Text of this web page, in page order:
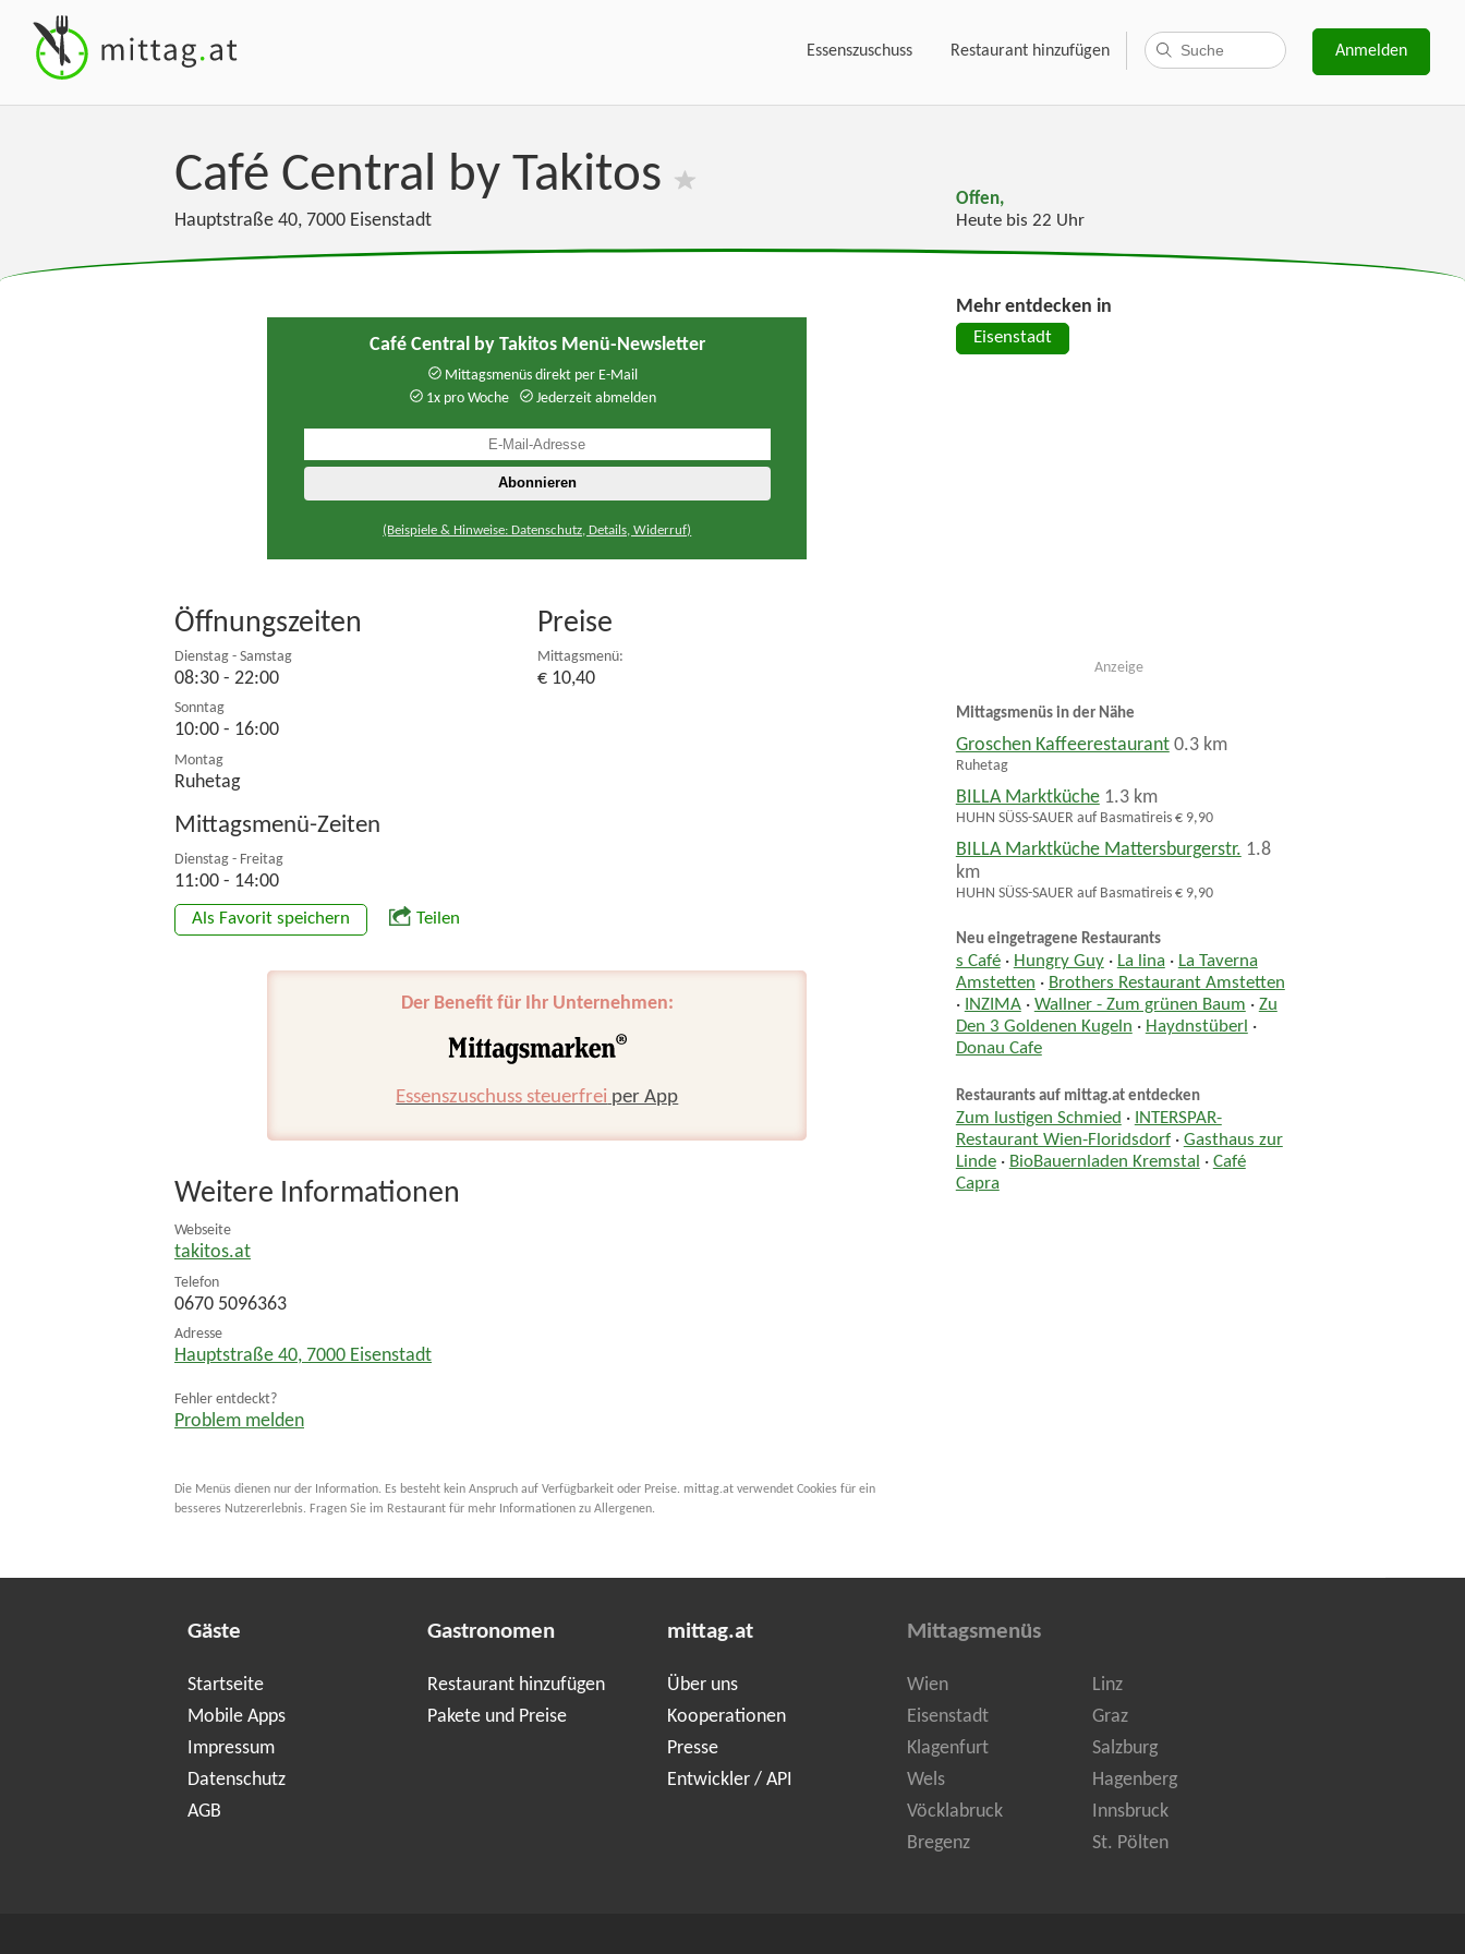
Essenszuschuss Restaurant hinzufügen Anmelden
Café Central by Takitos
Hauptstraße 40, 7000 Eisenstadt
Offen,
Heute bis 22 Uhr
Café Central by Takitos Menü-Newsletter
Mittagsmenüs direkt per E-Mail
1x pro Woche
Jederzeit abmelden
(Beispiele & Hinweise: Datenschutz, Details, Widerruf)
Öffnungszeiten
Dienstag - Samstag
08:30 - 22:00
Sonntag
10:00 - 16:00
Montag
Ruhetag
Mittagsmenü-Zeiten
Dienstag - Freitag
11:00 - 14:00
Preise
Mittagsmenü:
€ 10,40
Als Favorit speichern Teilen
Der Benefit für Ihr Unternehmen:
Essenszuschuss steuerfrei per App
Weitere Informationen
Webseite
takitos.at
Telefon
0670 5096363
Adresse
Hauptstraße 40, 7000 Eisenstadt
Fehler entdeckt?
Problem melden
Die Menüs dienen nur der Information. Es besteht kein Anspruch auf Verfügbarkeit oder Preise. mittag.at verwendet Cookies für ein
besseres Nutzererlebnis. Fragen Sie im Restaurant für mehr Informationen zu Allergenen.
Mehr entdecken in
Eisenstadt
Anzeige
Mittagsmenüs in der Nähe
Groschen Kaffeerestaurant 0.3 km
Ruhetag
BILLA Marktküche 1.3 km
HUHN SÜSS-SAUER auf Basmatireis € 9,90
BILLA Marktküche Mattersburgerstr. 1.8
km
HUHN SÜSS-SAUER auf Basmatireis € 9,90
Neu eingetragene Restaurants
s Café· Hungry Guy· La lina · La Taverna
Amstetten · Brothers Restaurant Amstetten
· INZIMA· Wallner - Zum grünen Baum · Zu
Den 3 Goldenen Kugeln · Haydnstüberl ·
Donau Cafe
Restaurants auf mittag.at entdecken
Zum lustigen Schmied · INTERSPAR-
Restaurant Wien-Floridsdorf· Gasthaus zur
Linde· BioBauernladen Kremstal · Café
Capra
Gäste
Startseite
Mobile Apps
Impressum
Datenschutz
AGB
Gastronomen
Restaurant hinzufügen
Pakete und Preise
mittag.at
Über uns
Kooperationen
Presse
Entwickler / API
Mittagsmenüs
Wien
Linz
Eisenstadt
Graz
Klagenfurt
Salzburg
Wels
Hagenberg
Vöcklabruck
Innsbruck
Bregenz
St. Pölten